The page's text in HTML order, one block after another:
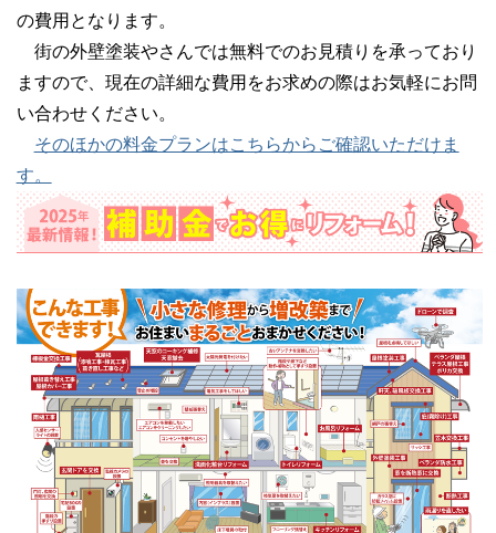
の費用となります。
街の外壁塗装やさんでは無料でのお見積りを承っており
ますので、現在の詳細な費用をお求めの際はお気軽にお問
い合わせください。
そのほかの料金プランはこちらからご確認いただけま
す。